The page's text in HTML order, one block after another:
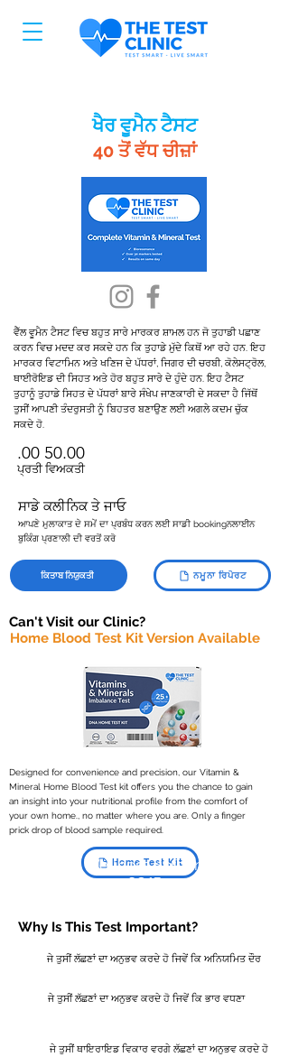
ਖੈਰ ਵੂਮੈਨ ਟੈਸਟ
40 ਤੋਂ ਵੱਧ ਚੀਜ਼ਾਂ
ਵੈੱਲ ਵੂਮੈਨ ਟੈਸਟ ਵਿਚ ਬਹੁਤ ਸਾਰੇ ਮਾਰਕਰ ਸ਼ਾਮਲ ਹਨ ਜੋ ਤੁਹਾਡੀ ਪਛਾਣ
ਕਰਨ ਵਿਚ ਮਦਦ ਕਰ ਸਕਦੇ ਹਨ ਕਿ ਤੁਹਾਡੇ ਮੁੱਦੇ ਕਿਥੋਂ ਆ ਰਹੇ ਹਨ. ਇਹ
ਮਾਰਕਰ ਵਿਟਾਮਿਨ ਅਤੇ ਖਣਿਜ ਦੇ ਪੱਧਰਾਂ, ਜਿਗਰ ਦੀ ਚਰਬੀ, ਕੋਲੇਸਟ੍ਰੋਲ,
ਥਾਈਰੋਇਡ ਦੀ ਸਿਹਤ ਅਤੇ ਹੋਰ ਬਹੁਤ ਸਾਰੇ ਦੇ ਹੁੰਦੇ ਹਨ. ਇਹ ਟੈਸਟ
ਤੁਹਾਨੂੰ ਤੁਹਾਡੇ ਸਿਹਤ ਦੇ ਪੱਧਰਾਂ ਬਾਰੇ ਸੰਖੇਪ ਜਾਣਕਾਰੀ ਦੇ ਸਕਦਾ ਹੈ ਜਿੱਥੋਂ
ਤੁਸੀਂ ਆਪਣੀ ਤੰਦਰੁਸਤੀ ਨੂੰ ਬਿਹਤਰ ਬਣਾਉਣ ਲਈ ਅਗਲੇ ਕਦਮ ਚੁੱਕ
ਸਕਦੇ ਹੋ.
.00 50.00
ਪ੍ਰਤੀ ਵਿਅਕਤੀ
ਸਾਡੇ ਕਲੀਨਿਕ ਤੇ ਜਾਓ
ਆਪਣੇ ਮੁਲਾਕਾਤ ਦੇ ਸਮੇਂ ਦਾ ਪ੍ਰਬੰਧ ਕਰਨ ਲਈ ਸਾਡੀ bookingਨਲਾਈਨ
ਬੁਕਿੰਗ ਪ੍ਰਣਾਲੀ ਦੀ ਵਰਤੋਂ ਕਰੋ
ਕਿਤਾਬ ਨਿਯੁਕਤੀ ਨਮੂਨਾ ਰਿਪੋਰਟ
Can't Visit our Clinic?
Home Blood Test Kit Version Available
Designed for convenience and precision, our Vitamin &
Mineral Home Blood Test kit offers you the chance to gain
an insight into your nutritional profile from the comfort of
your own home., no matter where you are. Only a finger
prick drop of blood sample required.
Home Test Kit
Health & Wellness Screening
2015
Why Is This Test Important?
ਜੇ ਤੁਸੀਂ ਲੱਛਣਾਂ ਦਾ ਅਨੁਭਵ ਕਰਦੇ ਹੋ ਜਿਵੇਂ ਕਿ ਅਨਿਯਮਿਤ ਦੌਰ
ਜੇ ਤੁਸੀਂ ਲੱਛਣਾਂ ਦਾ ਅਨੁਭਵ ਕਰਦੇ ਹੋ ਜਿਵੇਂ ਕਿ ਭਾਰ ਵਧਣਾ
ਜੇ ਤੁਸੀਂ ਥਾਇਰਾਇਡ ਵਿਕਾਰ ਵਰਗੇ ਲੱਛਣਾਂ ਦਾ ਅਨੁਭਵ ਕਰਦੇ ਹੋ